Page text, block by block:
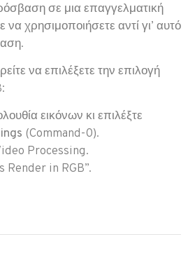
σε μια επαγγελματική
να χρησιμοποιήσετε αντί γι’ αυτό
να επιλέξετε την επιλογή
εικόνων κι επιλέξτε
(Command-0).
Processing.
Render in RGB”.